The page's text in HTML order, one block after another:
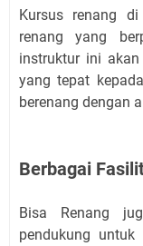
Kursus renang
renang yang
instruktur ini
yang tepat
berenang dengan
Berbagai
Bisa Renang
pendukung untuk